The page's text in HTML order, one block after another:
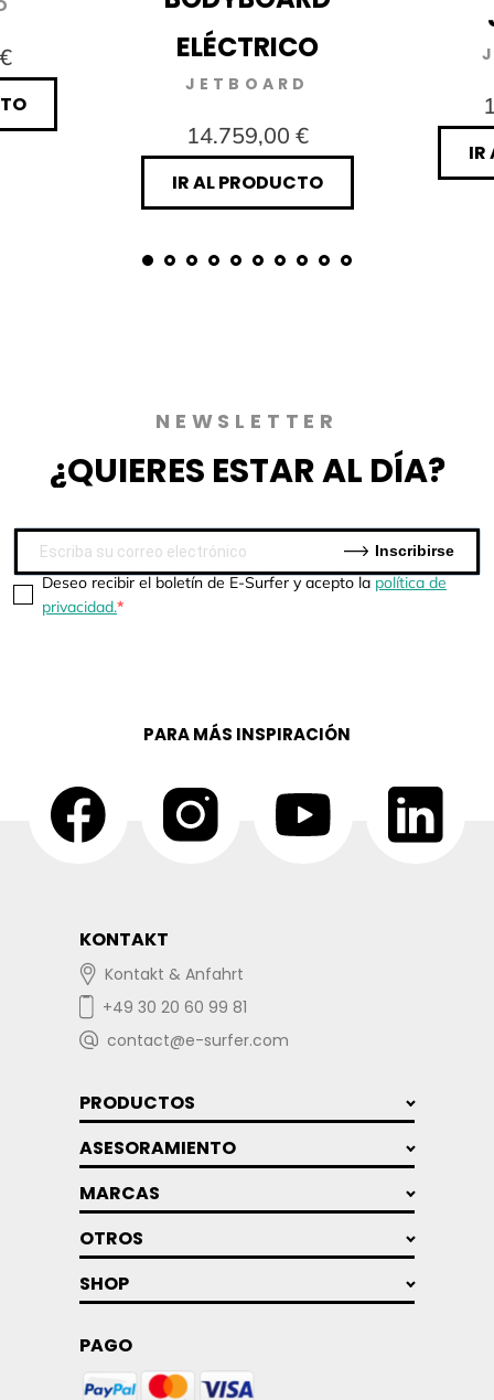
ELÉCTRICO
JETBOARD
14.759,00 €
IR AL PRODUCTO
IR
NEWSLETTER
¿QUIERES ESTAR AL DÍA?
Deseo recibir el boletín de E-Surfer y acepto lapolítica de
privacidad.
Inscribirse
PARA MÁS INSPIRACIÓN
KONTAKT
Kontakt & Anfahrt
+49 30 20 60 99 81
contact@e-surfer.com
PRODUCTOS
ASESORAMIENTO
MARCAS
OTROS
SHOP
PAGO